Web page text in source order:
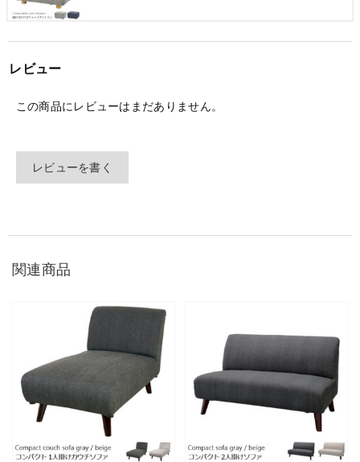
レビュー
この商品にレビューはまだありません。
レビューを書く
関連商品